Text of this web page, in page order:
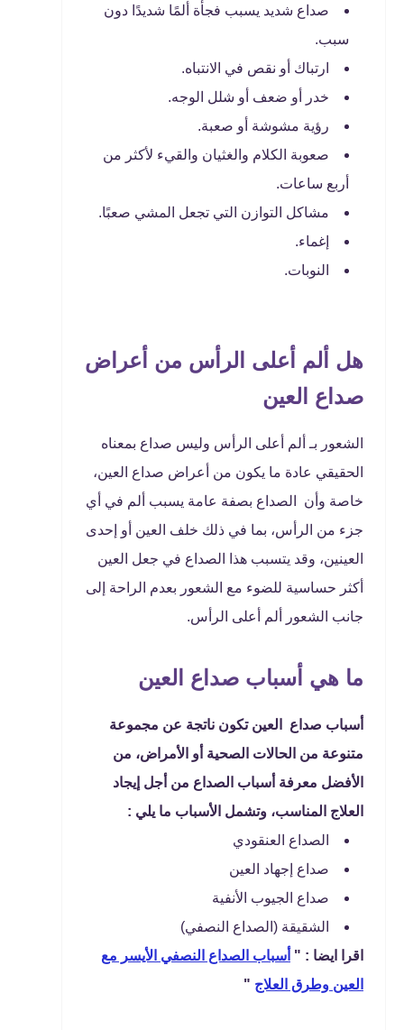
صداع شديد يسبب فجأة ألمًا شديدًا دون
سبب.
ارتباك أو نقص في الانتباه.
خدر أو ضعف أو شلل الوجه.
رؤية مشوشة أو صعبة.
صعوبة الكلام والغثيان والقيء لأكثر من
أربع ساعات.
مشاكل التوازن التي تجعل المشي صعبًا.
إغماء.
النوبات.
هل ألم أعلى الرأس من أعراض
صداع العين
الشعور بـ ألم أعلى الرأس وليس صداع بمعناه
الحقيقي عادة ما يكون من أعراض صداع العين،
خاصة وأن الصداع بصفة عامة يسبب ألم في أي
جزء من الرأس، بما في ذلك خلف العين أو إحدى
العينين، وقد يتسبب هذا الصداع في جعل العين
أكثر حساسية للضوء مع الشعور بعدم الراحة إلى
جانب الشعور ألم أعلى الرأس.
ما هي أسباب صداع العين
أسباب صداع العين تكون ناتجة عن مجموعة
متنوعة من الحالات الصحية أو الأمراض، من
الأفضل معرفة أسباب الصداع من أجل إيجاد
العلاج المناسب، وتشمل الأسباب ما يلي :
الصداع العنقودي
صداع إجهاد العين
صداع الجيوب الأنفية
الشقيقة (الصداع النصفي)
اقرا ايضا : " أسباب الصداع النصفي الأيسر مع
العين وطرق العلاج "